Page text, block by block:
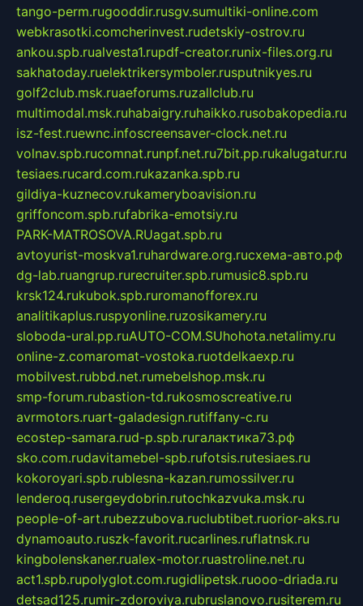
tango-perm.rugooddir.rusgv.sumultiki-online.com
webkrasotki.comcherinvest.rudetskiy-ostrov.ru
ankou.spb.rualvesta1.rupdf-creator.runix-files.org.ru
sakhatoday.ruelektrikersymboler.rusputnikyes.ru
golf2club.msk.ruaeforums.ruzallclub.ru
multimodal.msk.ruhabaigry.ruhaikko.rusobakopedia.ru
isz-fest.ruewnc.infoscreensaver-clock.net.ru
volnav.spb.rucomnat.runpf.net.ru7bit.pp.rukalugatur.ru
tesiaes.rucard.com.rukazanka.spb.ru
gildiya-kuznecov.rukameryboavision.ru
griffoncom.spb.rufabrika-emotsiy.ru
PARK-MATROSOVA.RUagat.spb.ru
avtoyurist-moskva1.ruhardware.org.ruсхема-авто.рф
dg-lab.ruangrup.rurecruiter.spb.rumusic8.spb.ru
krsk124.rukubok.spb.ruromanofforex.ru
analitikaplus.ruspyonline.ruzosikamery.ru
sloboda-ural.pp.ruAUTO-COM.SUhohota.netalimy.ru
online-z.comaromat-vostoka.ruotdelkaexp.ru
mobilvest.rubbd.net.rumebelshop.msk.ru
smp-forum.rubastion-td.rukosmoscreative.ru
avrmotors.ruart-galadesign.rutiffany-c.ru
ecostep-samara.rud-p.spb.ruгалактика73.рф
sko.com.rudavitamebel-spb.rufotsis.rutesiaes.ru
kokoroyari.spb.rublesna-kazan.rumossilver.ru
lenderoq.rusergeydobrin.rutochkazvuka.msk.ru
people-of-art.rubezzubova.ruclubtibet.ruorior-aks.ru
dynamoauto.ruszk-favorit.rucarlines.ruflatnsk.ru
kingbolenskaner.rualex-motor.ruastroline.net.ru
act1.spb.rupolyglot.com.rugidlipetsk.ruooo-driada.ru
detsad125.rumir-zdoroviya.rubruslanovo.rusiterem.ru